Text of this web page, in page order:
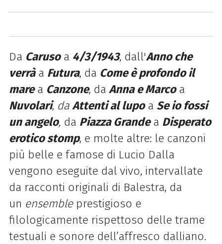
Da Carusoa 4/3/1943, dall'Anno che
verrà a Futura, da Come è profondo il
mare a Canzone, da Anna e Marco a
Nuvolari,da Attenti al lupo a Se io fossi
un angelo, da Piazza Grande a Disperato
erotico stomp, e molte altre: le canzoni
più belle e famose di Lucio Dalla
vengono eseguite dal vivo, intervallate
da racconti originali di Balestra, da
un ensemble prestigioso e
filologicamente rispettoso delle trame
testuali e sonore dell’affresco dalliano.